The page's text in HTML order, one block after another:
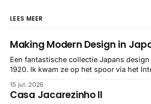
LEES MEER
Making Modern Design in
Een fantastische collectie Japans
1920. Ik kwam ze op het spoor via het
gebundeld in een: boek ✨ Daarin hebben
stuk netter getrokken, maar op deze
15 jul. 2026
Casa Jacarezinho II